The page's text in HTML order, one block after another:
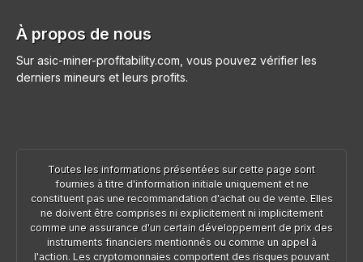
À propos de nous
Sur asic-miner-profitability.com, vous pouvez vérifier les
derniers mineurs et leurs profits.
Toutes les informations présentées sur cette page sont
fournies à titre d'information initiale uniquement et ne
constituent pas une recommandation d'achat ou de vente. Elles
ne doivent être comprises ni explicitement ni implicitement
comme une assurance d'un certain développement de prix des
instruments financiers mentionnés ou comme un appel à
l'action. Les cryptomonnaies comportent des risques pouvant